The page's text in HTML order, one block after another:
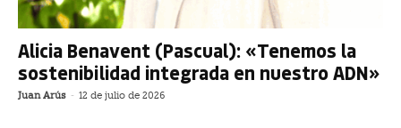
Alicia Benavent (Pascual): «Tenemos la
sostenibilidad integrada en nuestro ADN»
Juan Arús - 12 de julio de 2026